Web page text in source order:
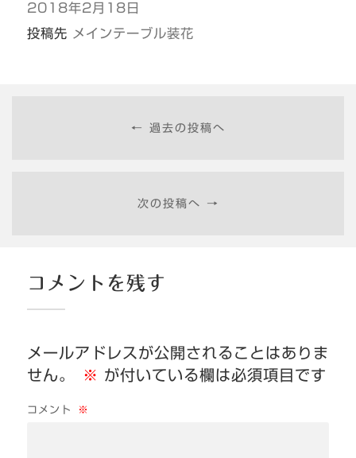
2018年2月18日
投稿先
メインテーブル装花
← 過去の投稿へ
次の投稿へ →
コメントを残す
メールアドレスが公開されることはありま
せん。
※ が付いている欄は必須項目です
コメント ※